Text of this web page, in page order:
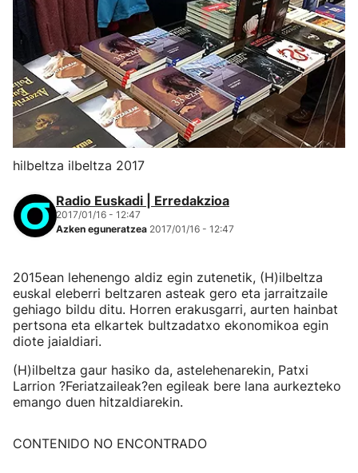
hilbeltza ilbeltza 2017
Radio Euskadi | Erredakzioa
2017/01/16 - 12:47
Azken eguneratzea 2017/01/16 - 12:47
2015ean lehenengo aldiz egin zutenetik, (H)ilbeltza
euskal eleberri beltzaren asteak gero eta jarraitzaile
gehiago bildu ditu. Horren erakusgarri, aurten hainbat
pertsona eta elkartek bultzadatxo ekonomikoa egin
diote jaialdiari.
(H)ilbeltza gaur hasiko da, astelehenarekin, Patxi
Larrion ?Feriatzaileak?en egileak bere lana aurkezteko
emango duen hitzaldiarekin.
CONTENIDO NO ENCONTRADO